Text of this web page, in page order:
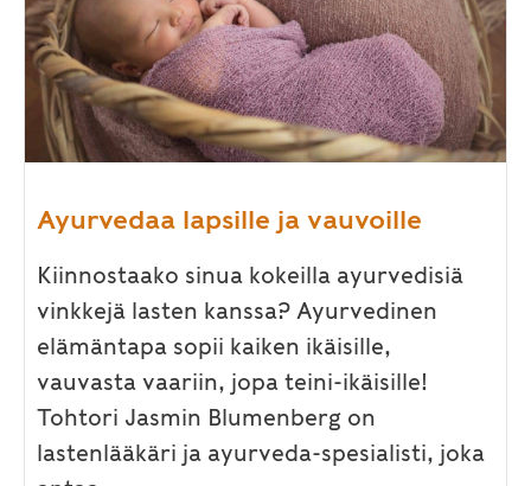
Ayurvedaa lapsille ja vauvoille
Kiinnostaako sinua kokeilla ayurvedisiä
vinkkejä lasten kanssa? Ayurvedinen
elämäntapa sopii kaiken ikäisille,
vauvasta vaariin, jopa teini-ikäisille!
Tohtori Jasmin Blumenberg on
lastenlääkäri ja ayurveda-spesialisti, joka